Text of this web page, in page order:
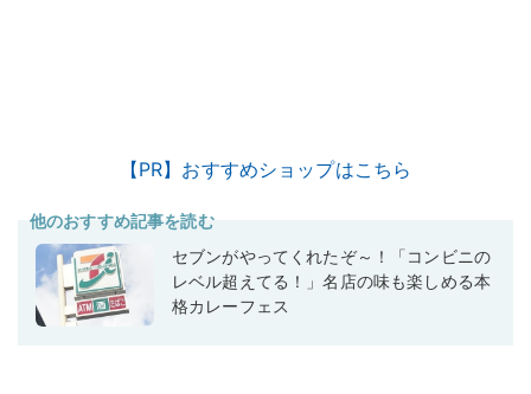
【PR】おすすめショップはこちら
他のおすすめ記事を読む
セブンがやってくれたぞ～！「コンビニの
レベル超えてる！」名店の味も楽しめる本
格カレーフェス